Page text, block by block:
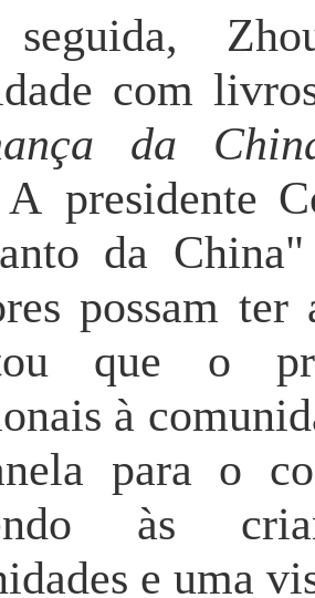
seguida,
com
da
A presidente
da China"
possam ter
que o
à
para o
às
e uma